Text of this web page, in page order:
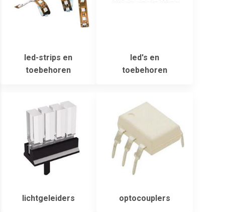
led-strips en
toebehoren
led's en
toebehoren
lichtgeleiders optocouplers